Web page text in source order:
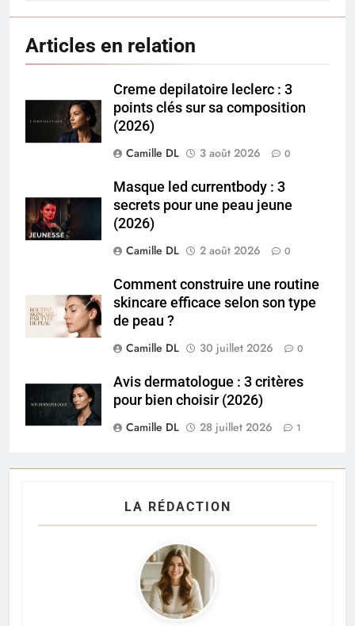
Articles en relation
Creme depilatoire leclerc : 3
points clés sur sa composition
(2026)
Camille DL
3 août 2026 0
Masque led currentbody : 3
secrets pour une peau jeune
(2026)
Camille DL
2 août 2026 0
Comment construire une routine
skincare efficace selon son type
de peau ?
Camille DL
30 juillet 2026 0
Avis dermatologue : 3 critères
pour bien choisir (2026)
Camille DL
28 juillet 2026 1
LA RÉDACTION